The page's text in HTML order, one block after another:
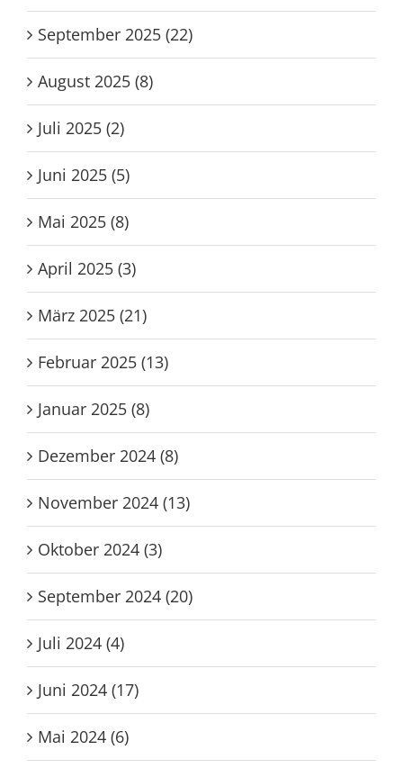
September 2025 (22)
August 2025 (8)
Juli 2025 (2)
Juni 2025 (5)
Mai 2025 (8)
April 2025 (3)
März 2025 (21)
Februar 2025 (13)
Januar 2025 (8)
Dezember 2024 (8)
November 2024 (13)
Oktober 2024 (3)
September 2024 (20)
Juli 2024 (4)
Juni 2024 (17)
Mai 2024 (6)